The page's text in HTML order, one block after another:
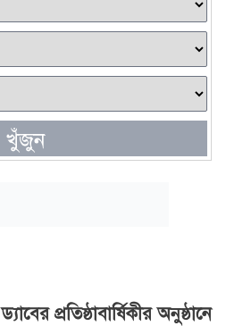
খুঁজুন
ড্যাবের প্রতিষ্ঠাবার্ষিকীর অনুষ্ঠানে